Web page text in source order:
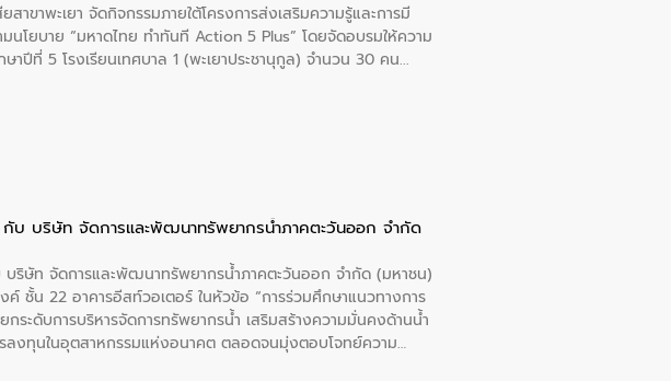
ขาพะเยา จัดกิจกรรมภายใต้โครงการส่งเสริมความรู้และการมี
โยบาย “มหาดไทย ทำทันที Action 5 Plus” โดยจัดอบรมให้ความ
าปีที่ 5 โรงเรียนเทศบาล 1 (พะเยาประชานุกูล) จำนวน 30 คน
บ บริษัท จัดการและพัฒนาทรัพยากรน้ำภาคตะวันออก จำกัด
ริษัท จัดการและพัฒนาทรัพยากรน้ำภาคตะวันออก จำกัด (มหาชน)
น 22 อาคารอีสท์วอเตอร์ ในหัวข้อ “การร่วมศึกษาแนวทางการ
กระดับการบริหารจัดการทรัพยากรน้ำ เสริมสร้างความมั่นคงด้านน้ำ
ลงทุนในอุตสาหกรรมแห่งอนาคต ตลอดจนมุ่งตอบโจทย์ความ
ะยาว การประสานความร่วมมือในครั้งนี้เป็นการดึงจุดแข็งและ